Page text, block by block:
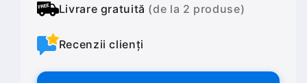
Livrare gratuită (de la 2 produse)
Recenzii clienți